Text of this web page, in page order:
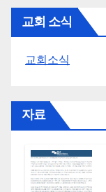
교회 소식
교회소식
자료